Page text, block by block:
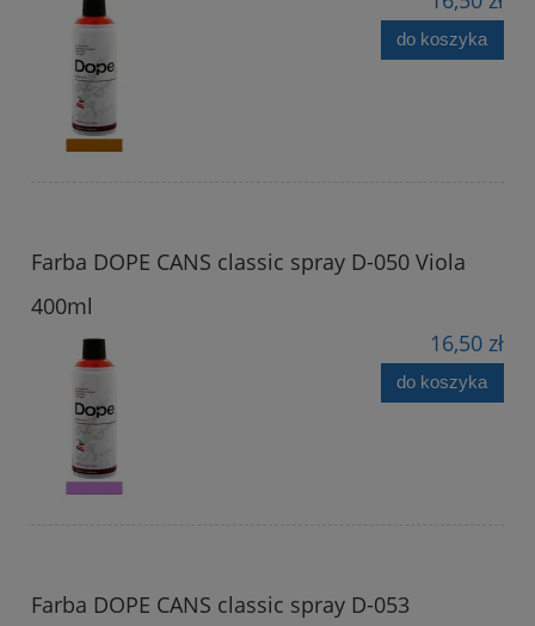
do koszyka
Farba DOPE CANS classic spray D-050 Viola
400ml
16,50 zł
do koszyka
Farba DOPE CANS classic spray D-053